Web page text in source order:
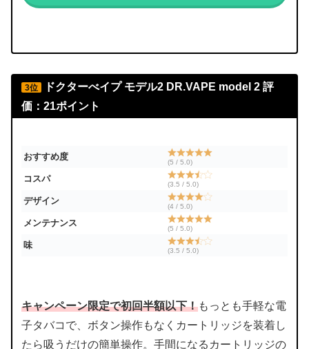
3位 ドクターべイプ モデル2 DR.VAPE model 2 評
価：21ポイント
おすすめ度
(5 / 5.0)
コスパ
(3.5 / 5.0)
デザイン
(4 / 5.0)
メンテナンス
(5 / 5.0)
味
(3.5 / 5.0)
キャンペーン限定で初回半額以下！もっとも手軽な電
子タバコで、ボタン操作もなくカートリッジを装着し
たら吸うだけの簡単操作。手間になるカートリッジの